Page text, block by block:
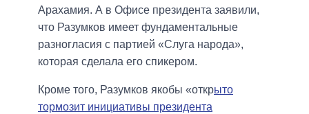
Арахамия. А в Офисе президента заявили,
что Разумков имеет фундаментальные
разногласия с партией «Слуга народа»,
которая сделала его спикером.
Кроме того, Разумков якобы «открыто
тормозит инициативы президента